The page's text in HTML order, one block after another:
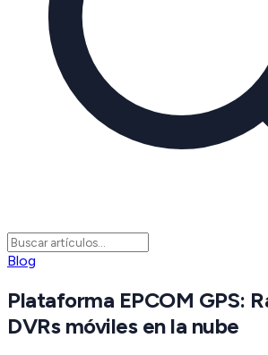
Blog
Plataforma EPCOM GPS:
DVRs móviles en la nube